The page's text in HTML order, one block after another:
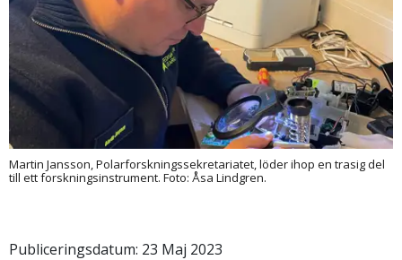
Martin Jansson, Polarforskningssekretariatet, löder ihop en trasig del
till ett forskningsinstrument. Foto: Åsa Lindgren.
Publiceringsdatum: 23 Maj 2023